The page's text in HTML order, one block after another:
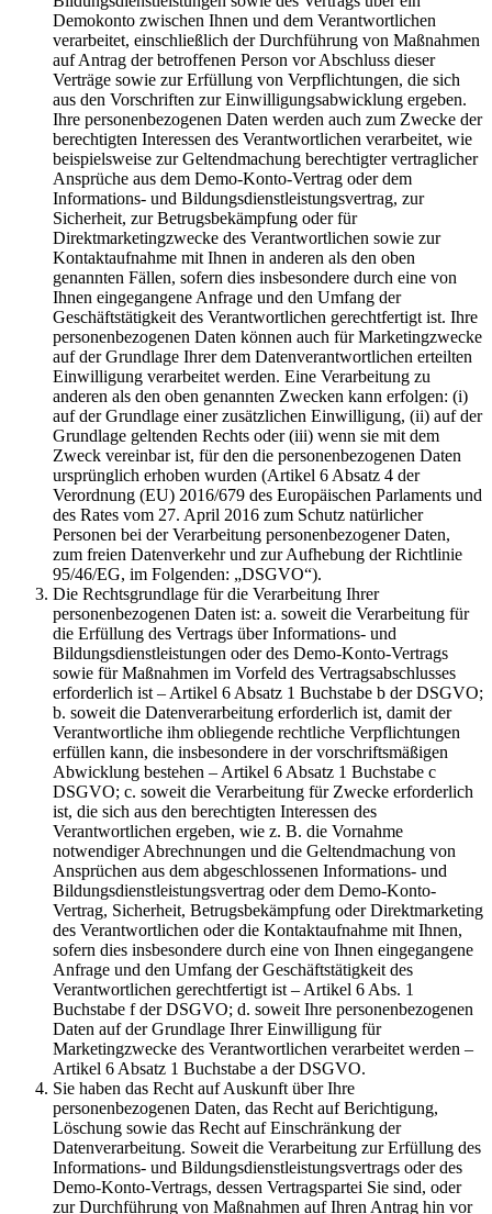
Demokonto zwischen Ihnen und dem Verantwortlichen
verarbeitet, einschließlich der Durchführung von Maßnahmen
auf Antrag der betroffenen Person vor Abschluss dieser
Verträge sowie zur Erfüllung von Verpflichtungen, die sich
aus den Vorschriften zur Einwilligungsabwicklung ergeben.
Ihre personenbezogenen Daten werden auch zum Zwecke der
berechtigten Interessen des Verantwortlichen verarbeitet, wie
beispielsweise zur Geltendmachung berechtigter vertraglicher
Ansprüche aus dem Demo-Konto-Vertrag oder dem
Informations- und Bildungsdienstleistungsvertrag, zur
Sicherheit, zur Betrugsbekämpfung oder für
Direktmarketingzwecke des Verantwortlichen sowie zur
Kontaktaufnahme mit Ihnen in anderen als den oben
genannten Fällen, sofern dies insbesondere durch eine von
Ihnen eingegangene Anfrage und den Umfang der
Geschäftstätigkeit des Verantwortlichen gerechtfertigt ist. Ihre
personenbezogenen Daten können auch für Marketingzwecke
auf der Grundlage Ihrer dem Datenverantwortlichen erteilten
Einwilligung verarbeitet werden. Eine Verarbeitung zu
anderen als den oben genannten Zwecken kann erfolgen: (i)
auf der Grundlage einer zusätzlichen Einwilligung, (ii) auf der
Grundlage geltenden Rechts oder (iii) wenn sie mit dem
Zweck vereinbar ist, für den die personenbezogenen Daten
ursprünglich erhoben wurden (Artikel 6 Absatz 4 der
Verordnung (EU) 2016/679 des Europäischen Parlaments und
des Rates vom 27. April 2016 zum Schutz natürlicher
Personen bei der Verarbeitung personenbezogener Daten,
zum freien Datenverkehr und zur Aufhebung der Richtlinie
95/46/EG, im Folgenden: „DSGVO“).
Die Rechtsgrundlage für die Verarbeitung Ihrer
personenbezogenen Daten ist: a. soweit die Verarbeitung für
die Erfüllung des Vertrags über Informations- und
Bildungsdienstleistungen oder des Demo-Konto-Vertrags
sowie für Maßnahmen im Vorfeld des Vertragsabschlusses
erforderlich ist – Artikel 6 Absatz 1 Buchstabe b der DSGVO;
b. soweit die Datenverarbeitung erforderlich ist, damit der
Verantwortliche ihm obliegende rechtliche Verpflichtungen
erfüllen kann, die insbesondere in der vorschriftsmäßigen
Abwicklung bestehen – Artikel 6 Absatz 1 Buchstabe c
DSGVO; c. soweit die Verarbeitung für Zwecke erforderlich
ist, die sich aus den berechtigten Interessen des
Verantwortlichen ergeben, wie z. B. die Vornahme
notwendiger Abrechnungen und die Geltendmachung von
Ansprüchen aus dem abgeschlossenen Informations- und
Bildungsdienstleistungsvertrag oder dem Demo-Konto-
Vertrag, Sicherheit, Betrugsbekämpfung oder Direktmarketing
des Verantwortlichen oder die Kontaktaufnahme mit Ihnen,
sofern dies insbesondere durch eine von Ihnen eingegangene
Anfrage und den Umfang der Geschäftstätigkeit des
Verantwortlichen gerechtfertigt ist – Artikel 6 Abs. 1
Buchstabe f der DSGVO; d. soweit Ihre personenbezogenen
Daten auf der Grundlage Ihrer Einwilligung für
Marketingzwecke des Verantwortlichen verarbeitet werden –
Artikel 6 Absatz 1 Buchstabe a der DSGVO.
Sie haben das Recht auf Auskunft über Ihre
personenbezogenen Daten, das Recht auf Berichtigung,
Löschung sowie das Recht auf Einschränkung der
Datenverarbeitung. Soweit die Verarbeitung zur Erfüllung des
Informations- und Bildungsdienstleistungsvertrags oder des
Demo-Konto-Vertrags, dessen Vertragspartei Sie sind, oder
zur Durchführung von Maßnahmen auf Ihren Antrag hin vor